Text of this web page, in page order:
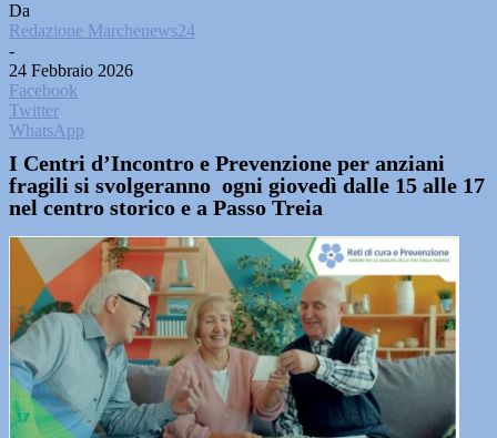
Da
Redazione Marchenews24
-
24 Febbraio 2026
Facebook
Twitter
WhatsApp
I Centri d’Incontro e Prevenzione per anziani
fragili si svolgeranno ogni giovedì dalle 15 alle 17
nel centro storico e a Passo Treia